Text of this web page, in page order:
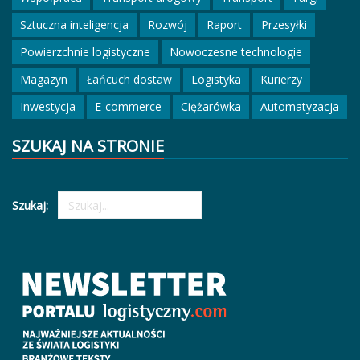
Sztuczna inteligencja
Rozwój Raport
Przesyłki
Powierzchnie logistyczne
Nowoczesne technologie
Magazyn
Łańcuch dostaw Logistyka
Kurierzy
Inwestycja
E-commerce Ciężarówka Automatyzacja
SZUKAJ NA STRONIE
Szukaj: